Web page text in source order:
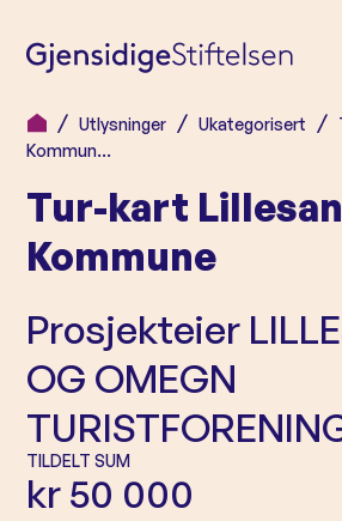
H
p
p
t
l
i
n
h
o
Utlysninger Ukategorisert
Kommun…
Tur-kart
Kommune
Prosjekteier
OG OMEGN
TILDELT SUM
kr 50 000